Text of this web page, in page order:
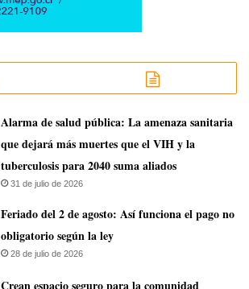
​Alarma de salud pública: La amenaza sanitaria
que dejará más muertes que el VIH y la
tuberculosis para 2040 suma aliados
31 de julio de 2026
Feriado del 2 de agosto: Así funciona el pago no
obligatorio según la ley
28 de julio de 2026
Crean espacio seguro para la comunidad